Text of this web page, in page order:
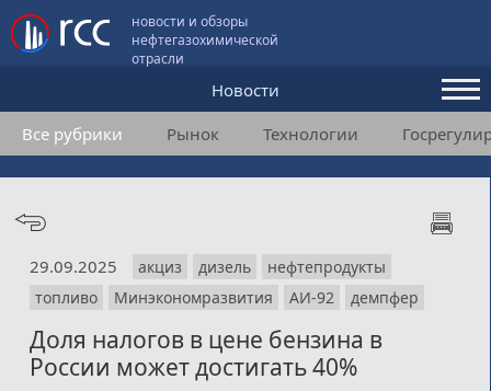
новости и обзоры
нефтегазохимической
отрасли
Новости
Аналитика и мнения
Конференции
Подписка
Пользовательское соглашение
Все рубрики Рынок Технологии
29.09.2025 акциз дизель
нефтепродукты
топливо
Минэкономразвития АИ-92 демпфер
Доля налогов в цене бензина в
России может достигать 40%